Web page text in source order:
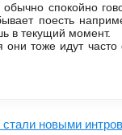
спокойно
поесть
в текущий момент.
тоже идут
новыми